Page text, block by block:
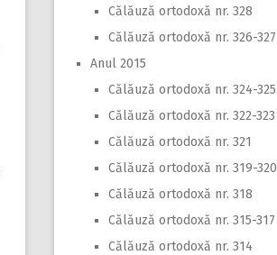
Călăuză ortodoxă nr. 328
Călăuză ortodoxă nr. 326-327
Anul 2015
Călăuză ortodoxă nr. 324-325
Călăuză ortodoxă nr. 322-323
Călăuză ortodoxă nr. 321
Călăuză ortodoxă nr. 319-320
Călăuză ortodoxă nr. 318
Călăuză ortodoxă nr. 315-317
Călăuză ortodoxă nr. 314